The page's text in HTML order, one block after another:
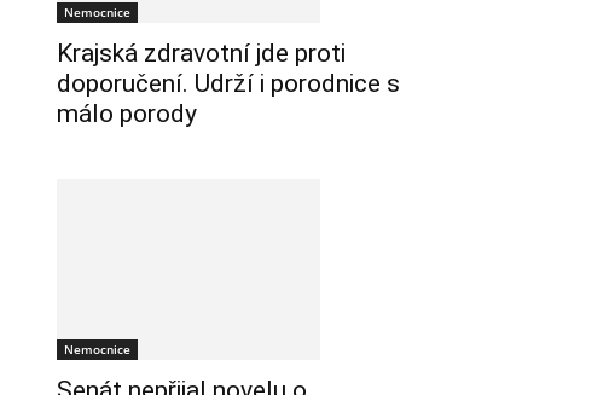
Nemocnice
Krajská zdravotní jde proti
doporučení. Udrží i porodnice s
málo porody
Nemocnice